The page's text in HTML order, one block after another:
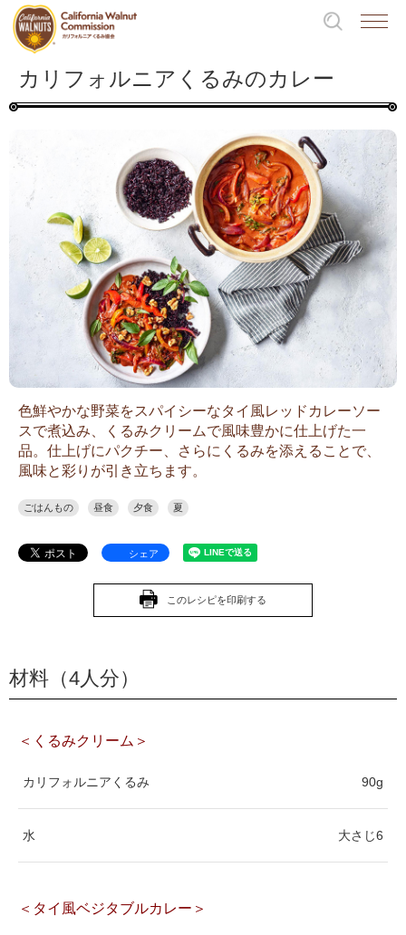
カリフォルニアくるみのカレー
色鮮やかな野菜をスパイシーなタイ風レッドカレーソー
スで煮込み、くるみクリームで風味豊かに仕上げた一
品。仕上げにパクチー、さらにくるみを添えることで、
風味と彩りが引き立ちます。
ごはんもの 昼食 夕食 夏
シェア
このレシピを印刷する
材料（4人分）
＜くるみクリーム＞
カリフォルニアくるみ 90g
水 大さじ6
＜タイ風ベジタブルカレー＞